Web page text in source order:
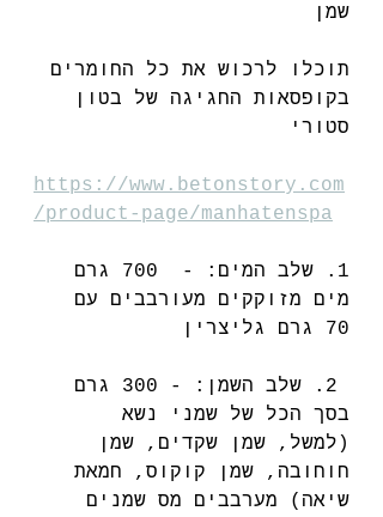
שמן
תוכלו לרכוש את כל החומרים
בקופסאות החגיגה של בטון
סטורי
https://www.betonstory.com
/product-page/manhatenspa
1. שלב המים: -  700 גרם
מים מזוקקים מעורבבים עם
70 גרם גליצרין
2. שלב השמן: - 300 גרם
בסך הכל של שמני נשא
(למשל, שמן שקדים, שמן
חוחובה, שמן קוקוס, חמאת
שיאה) מערבבים מס שמנים